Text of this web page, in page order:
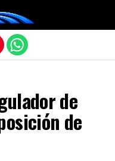
de
de
móvil